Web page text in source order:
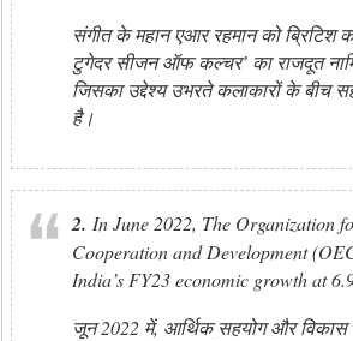
संगीत के महान एआर रहमान को ब्रिटिश
टुगेदर सीजन ऑफ कल्चर’ का राजदूत
जिसका उद्देश्य उभरते कलाकारों के बीच
है।
2. In June 2022, The Organization
Cooperation and Development
India’s FY23 economic growth at
जून 2022 में, आर्थिक सहयोग और